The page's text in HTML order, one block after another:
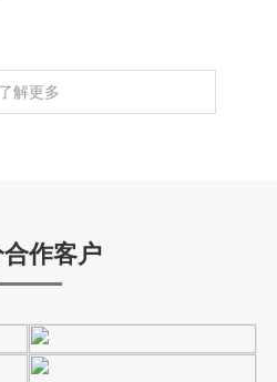
了解更多
作客户